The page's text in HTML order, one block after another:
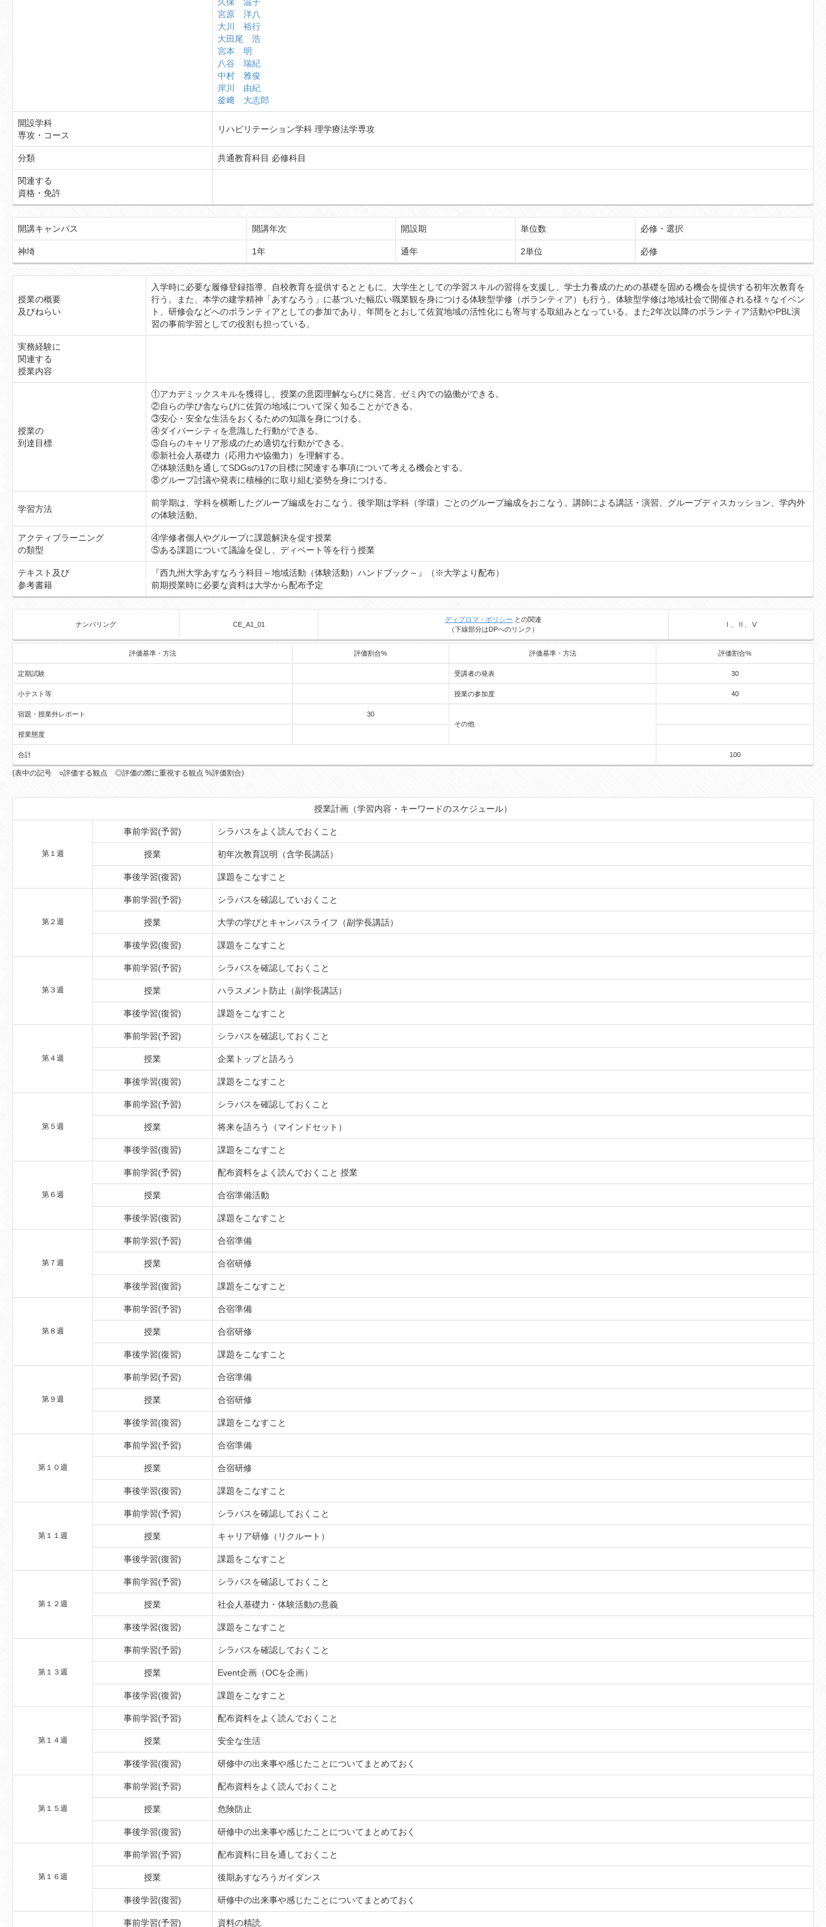
宮原 洋八
大川 裕行
大田尾 浩
宮本 明
八谷 瑞紀
中村 雅俊
岸川 由紀
釜﨑 大志郎
開設学科
専攻・コース
リハビリテーション学科 理学療法学専攻
分類 共通教育科目 必修科目
関連する
資格・免許
開講キャンパス 開講年次 開設期 単位数 必修・選択
神埼 1年 通年 2単位 必修
授業の概要
及びねらい
入学時に必要な履修登録指導、自校教育を提供するとともに、大学生としての学習スキルの習得を支援し、学士力養成のための基礎を固める機会を提供する初年次教育を
行う。また、本学の建学精神「あすなろう」に基づいた幅広い職業観を身につける体験型学修（ボランティア）も行う。体験型学修は地域社会で開催される様々なイベン
ト、研修会などへのボランティアとしての参加であり、年間をとおして佐賀地域の活性化にも寄与する取組みとなっている。また2年次以降のボランティア活動やPBL演
習の事前学習としての役割も担っている。
実務経験に
関連する
授業内容
授業の
到達目標
①アカデミックスキルを獲得し、授業の意図理解ならびに発言、ゼミ内での協働ができる。
②自らの学び舎ならびに佐賀の地域について深く知ることができる。
③安心・安全な生活をおくるための知識を身につける。
④ダイバーシティを意識した行動ができる。
⑤自らのキャリア形成のため適切な行動ができる。
⑥新社会人基礎力（応用力や協働力）を理解する。
⑦体験活動を通してSDGsの17の目標に関連する事項について考える機会とする。
⑧グループ討議や発表に積極的に取り組む姿勢を身につける。
学習方法
前学期は、学科を横断したグループ編成をおこなう。後学期は学科（学環）ごとのグループ編成をおこなう。講師による講話・演習、グループディスカッション、学内外
の体験活動。
アクティブラーニング
の類型
④学修者個人やグループに課題解決を促す授業
⑤ある課題について議論を促し、ディベート等を行う授業
テキスト及び
参考書籍
『西九州大学あすなろう科目～地域活動（体験活動）ハンドブック～』（※大学より配布）
前期授業時に必要な資料は大学から配布予定
ナンバリング CE_A1_01
ディプロマ・ポリシー との関連
（下線部分はDPへのリンク）
Ⅰ、Ⅱ、Ⅴ
評価基準・方法 評価割合% 評価基準・方法 評価割合%
定期試験 受講者の発表 30
小テスト等 授業の参加度 40
宿題・授業外レポート
30
その他
授業態度
合計 100
(表中の記号 ○評価する観点 ◎評価の際に重視する観点 %評価割合)
授業計画（学習内容・キーワードのスケジュール）
第１週
事前学習(予習) シラバスをよく読んでおくこと
授業 初年次教育説明（含学長講話）
事後学習(復習) 課題をこなすこと
第２週
事前学習(予習) シラバスを確認していおくこと
授業 大学の学びとキャンパスライフ（副学長講話）
事後学習(復習) 課題をこなすこと
第３週
事前学習(予習) シラバスを確認しておくこと
授業 ハラスメント防止（副学長講話）
事後学習(復習) 課題をこなすこと
第４週
事前学習(予習) シラバスを確認しておくこと
授業 企業トップと語ろう
事後学習(復習) 課題をこなすこと
第５週
事前学習(予習) シラバスを確認しておくこと
授業 将来を語ろう（マインドセット）
事後学習(復習) 課題をこなすこと
第６週
事前学習(予習) 配布資料をよく読んでおくこと 授業
授業 合宿準備活動
事後学習(復習) 課題をこなすこと
第７週
事前学習(予習) 合宿準備
授業 合宿研修
事後学習(復習) 課題をこなすこと
第８週
事前学習(予習) 合宿準備
授業 合宿研修
事後学習(復習) 課題をこなすこと
第９週
事前学習(予習) 合宿準備
授業 合宿研修
事後学習(復習) 課題をこなすこと
第１０週
事前学習(予習) 合宿準備
授業 合宿研修
事後学習(復習) 課題をこなすこと
第１１週
事前学習(予習) シラバスを確認しておくこと
授業 キャリア研修（リクルート）
事後学習(復習) 課題をこなすこと
第１２週
事前学習(予習) シラバスを確認しておくこと
授業 社会人基礎力・体験活動の意義
事後学習(復習) 課題をこなすこと
第１３週
事前学習(予習) シラバスを確認しておくこと
授業 Event企画（OCを企画）
事後学習(復習) 課題をこなすこと
第１４週
事前学習(予習) 配布資料をよく読んでおくこと
授業 安全な生活
事後学習(復習) 研修中の出来事や感じたことについてまとめておく
第１５週
事前学習(予習) 配布資料をよく読んでおくこと
授業 危険防止
事後学習(復習) 研修中の出来事や感じたことについてまとめておく
第１６週
事前学習(予習) 配布資料に目を通しておくこと
授業 後期あすなろうガイダンス
事後学習(復習) 研修中の出来事や感じたことについてまとめておく
事前学習(予習) 資料の精読